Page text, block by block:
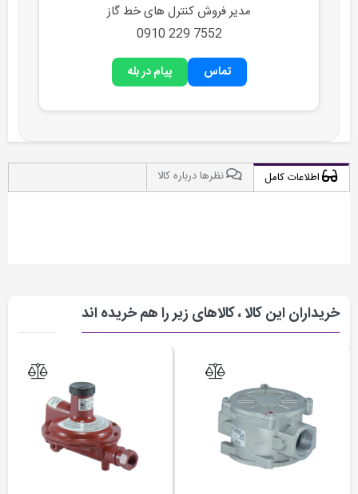
مدیر فروش کنترل های خط گاز
7552 229 0910
تماس پیام در بله
اطلاعات کامل نظرها درباره کالا
خریداران این کالا ، کالاهای زیر را هم خریده اند